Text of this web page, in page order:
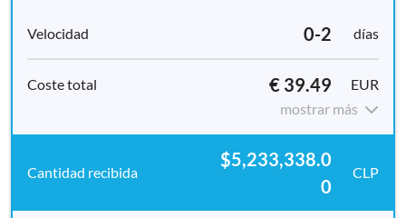
0-2 días
€ 39.49
EUR
mostrar más
$5,233,338.0
0
CLP